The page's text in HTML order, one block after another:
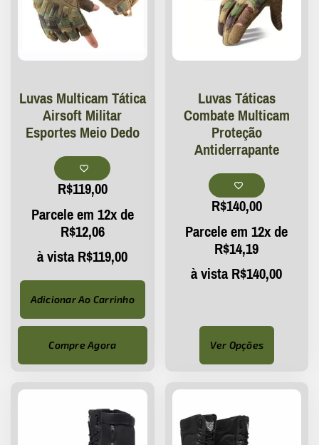
Luvas Multicam Tática
Airsoft Militar
Esportes Meio Dedo
R$119,00
Parcele em 12x de
R$12,06
à vistaR$119,00
Adicionar Ao Carrinho
Compre Agora
Luvas Táticas
Combate Multicam
Proteção
Antiderrapante
R$140,00
Parcele em 12x de
R$14,19
à vistaR$140,00
Ver Opções